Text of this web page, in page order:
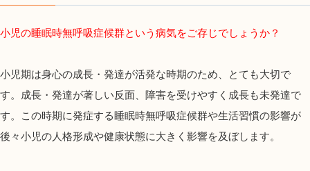
小児の睡眠時無呼吸症候群という病気をご存じでしょうか？
小児期は身心の成長・発達が活発な時期のため、とても大切で
す。成長・発達が著しい反面、障害を受けやすく成長も未発達で
す。この時期に発症する睡眠時無呼吸症候群や生活習慣の影響が
後々小児の人格形成や健康状態に大きく影響を及ぼします。